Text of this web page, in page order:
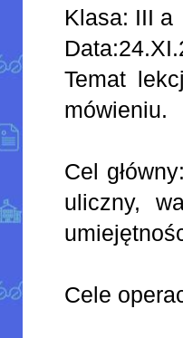
Klasa: III a
Temat
mówieniu.
Cel
uliczny,
Cele